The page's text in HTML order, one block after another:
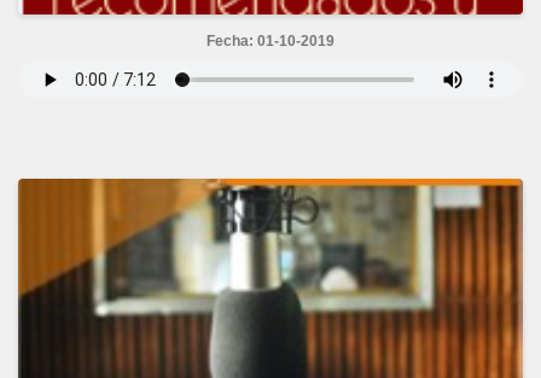
Fecha: 01-10-2019